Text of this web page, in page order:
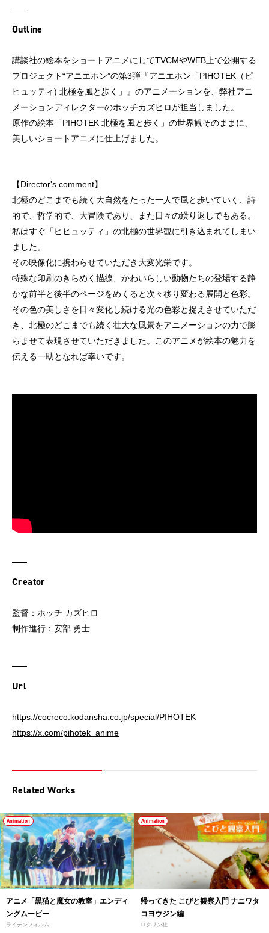
Outline
講談社の絵本をショートアニメにしてTVCMやWEB上で公開する
プロジェクト“アニエホン”の第3弾『アニエホン「PIHOTEK（ピ
ヒュッティ) 北極を風と歩く」』のアニメーションを、弊社アニ
メーションディレクターのホッチカズヒロが担当しました。
原作の絵本「PIHOTEK 北極を風と歩く」の世界観そのままに、
美しいショートアニメに仕上げました。
【Director's comment】
北極のどこまでも続く大自然をたった一人で風と歩いていく、詩
的で、哲学的で、大冒険であり、また日々の繰り返しでもある。
私はすぐ「ピヒュッティ」の北極の世界観に引き込まれてしまい
ました。
その映像化に携わらせていただき大変光栄です。
特殊な印刷のきらめく描線、かわいらしい動物たちの登場する静
かな前半と後半のページをめくると次々移り変わる展開と色彩。
その色の美しさを日々変化し続ける光の色彩と捉えさせていただ
き、北極のどこまでも続く壮大な風景をアニメーションの力で膨
らませて表現させていただきました。このアニメが絵本の魅力を
伝える一助となれば幸いです。
Creator
監督：ホッチ カズヒロ
制作進行：安部 勇士
Url
https://cocreco.kodansha.co.jp/special/PIHOTEK
https://x.com/pihotek_anime
Related Works
Animation
アニメ「黒猫と魔女の教室」エンディ
ングムービー
ライデンフィルム
Animation
帰ってきた こびと観察入門 ナニワタ
コヨウジン編
ロクリン社